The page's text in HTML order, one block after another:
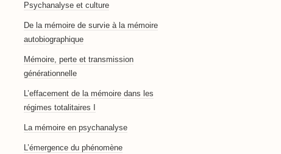
Psychanalyse et culture
De la mémoire de survie à la mémoire
autobiographique
Mémoire, perte et transmission
générationnelle
L’effacement de la mémoire dans les
régimes totalitaires I
La mémoire en psychanalyse
L’émergence du phénomène